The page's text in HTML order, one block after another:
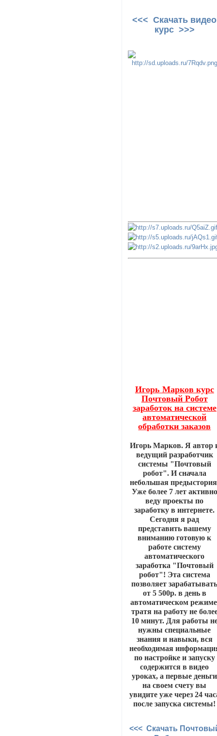
<<< Скачать видео
курс >>>
Игорь Марков курс
Почтовый Робот
заработок на системе
автоматической
обработки заказов
Игорь Марков. Я автор
ведущий разработчик
системы "Почтовый
робот". И сначала
небольшая
Уже более 7 лет активно
веду проекты по
заработку в интернете.
Сегодня я рад
представить вашему
вниманию готовую к
работе систему
автоматического
заработка "Почтовый
робот"! Эта система
позволяет
от 5 500р. в день в
автоматическом
тратя на работу не
10 минут. Для работы
нужны специальные
знания и навыки, вся
необходимая
по настройке и запуску
содержится в видео
уроках, а первые деньги
на своем счету вы
увидите уже через 24
после запуска системы!
<<< Скачать